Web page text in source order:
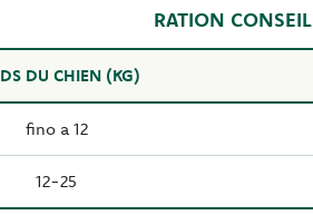
RATION
DU CHIEN (KG)
fino a 12
12-25